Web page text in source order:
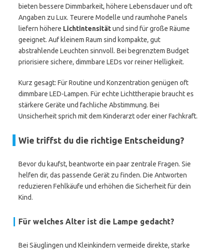
bieten bessere Dimmbarkeit, höhere Lebensdauer und oft
Angaben zu Lux. Teurere Modelle und raumhohe Panels
liefern höhere Lichtintensitätund sind für große Räume
geeignet. Auf kleinem Raum sind kompakte, gut
abstrahlende Leuchten sinnvoll. Bei begrenztem Budget
priorisiere sichere, dimmbare LEDs vor reiner Helligkeit.
Kurz gesagt: Für Routine und Konzentration genügen oft
dimmbare LED-Lampen. Für echte Lichttherapie braucht es
stärkere Geräte und fachliche Abstimmung. Bei
Unsicherheit sprich mit dem Kinderarzt oder einer Fachkraft.
Wie triffst du die richtige Entscheidung?
Bevor du kaufst, beantworte ein paar zentrale Fragen. Sie
helfen dir, das passende Gerät zu finden. Die Antworten
reduzieren Fehlkäufe und erhöhen die Sicherheit für dein
Kind.
Für welches Alter ist die Lampe gedacht?
Bei Säuglingen und Kleinkindern vermeide direkte, starke